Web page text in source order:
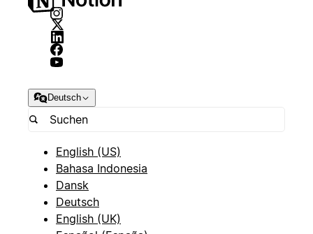
Deutsch
English (US)
Bahasa Indonesia
Dansk
Deutsch
English (UK)